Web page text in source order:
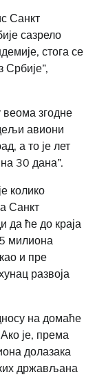
Санкт
сазрело
стога се
Србије”,
веома згодне
авиони
а то је лет
30 дана”.
колико
Санкт
да ће до краја
милиона
и пре
развоја
на домаће
је, према
долазака
држављана